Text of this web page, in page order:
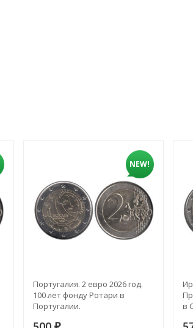
NEW!
Португалия. 2 евро 2026 год.
100 лет фонду Ротари в
Португалии.
₽
в